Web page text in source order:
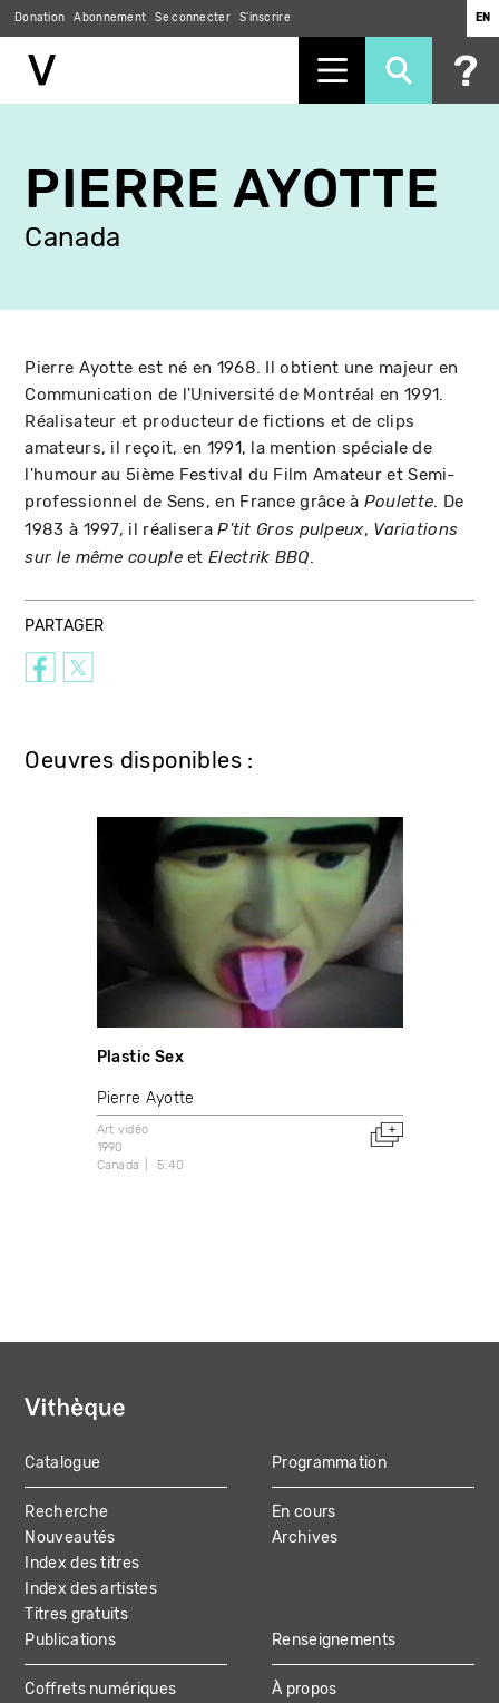
contenu
principal
Donation Abonnement Se connecter S'inscrire EN
PIERRE AYOTTE
Canada
Pierre Ayotte est né en 1968. Il obtient une majeur en
Communication de l'Université de Montréal en 1991.
Réalisateur et producteur de fictions et de clips
amateurs, il reçoit, en 1991, la mention spéciale de
l'humour au 5ième Festival du Film Amateur et Semi-
professionnel de Sens, en France grâce à Poulette. De
1983 à 1997, il réaliseraP'tit Gros pulpeux, Variations
sur le même coupleetElectrik BBQ.
PARTAGER
Oeuvres disponibles :
Plastic Sex
Pierre Ayotte
Art vidéo
1990
Canada
5:40
MAIN
NAVIGATION
Catalogue
Recherche
Nouveautés
Index des titres
Index des artistes
Titres gratuits
Programmation
En cours
Archives
Publications
Coffrets numériques
Renseignements
À propos